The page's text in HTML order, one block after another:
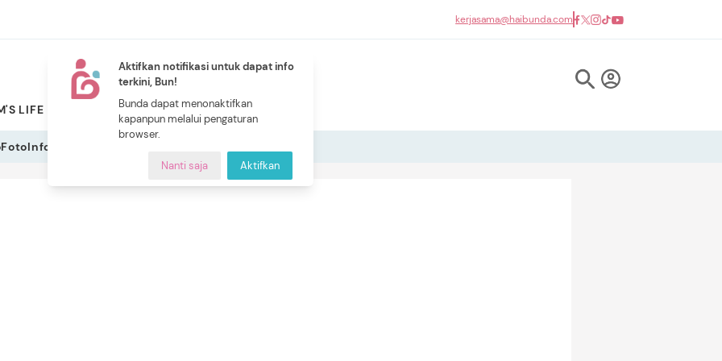
Aktifkan notifikasi untuk dapat info
terkini, Bun!
Bunda dapat menonaktifkan
kapanpun melalui pengaturan
browser.
Nanti saja Aktifkan
kerjasama@haibunda.com
LIFE PILIHAN BUNDA
NEW
CERITA BUNDA
FotoInfografis